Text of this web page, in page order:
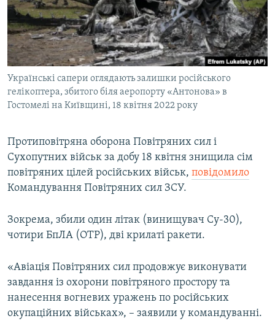
ДЕПОРТАЦІЯ
ВІДЕОУРОКИ «ELIFBE»
СВІДЧЕННЯ ОКУПАЦІЇ
УКРАЇНСЬКА ПРОБЛЕМА КРИМУ
ІНФОГРАФІКА
ЯК ОБІЙТИ БЛОКУВАННЯ
Русский
Qırımtatar
ДОЛУЧАЙСЯ!
Усі сайти RFE/RL
Українські сапери оглядають залишки російського
гелікоптера, збитого біля аеропорту «Антонова» в
Гостомелі на Київщині, 18 квітня 2022 року
Протиповітряна оборона Повітряних сил і
Сухопутних військ за добу 18 квітня знищила сім
повітряних цілей російських військ, повідомило
Командування Повітряних сил ЗСУ.
Зокрема, збили один літак (винищувач Су-30),
чотири БпЛА (ОТР), дві крилаті ракети.
«Авіація Повітряних сил продовжує виконувати
завдання із охорони повітряного простору та
нанесення вогневих уражень по російських
окупаційних військах», – заявили у командуванні.